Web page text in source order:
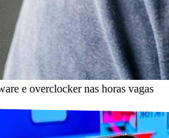
e overclocker nas horas vagas